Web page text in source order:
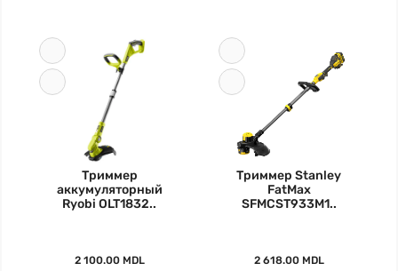
Триммер
аккумуляторный
Ryobi OLT1832..
2 100.00 MDL
Триммер Stanley
FatMax
SFMCST933M1..
2 618.00 MDL